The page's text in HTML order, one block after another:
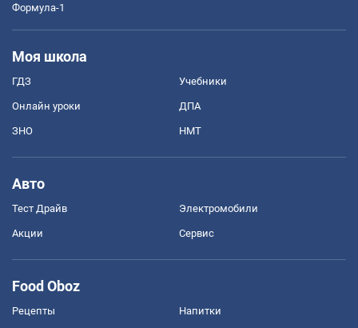
Формула-1
Моя школа
ГДЗ Учебники
Онлайн уроки ДПА
ЗНО НМТ
Авто
Тест Драйв Электромобили
Акции Сервис
Food Oboz
Рецепты Напитки